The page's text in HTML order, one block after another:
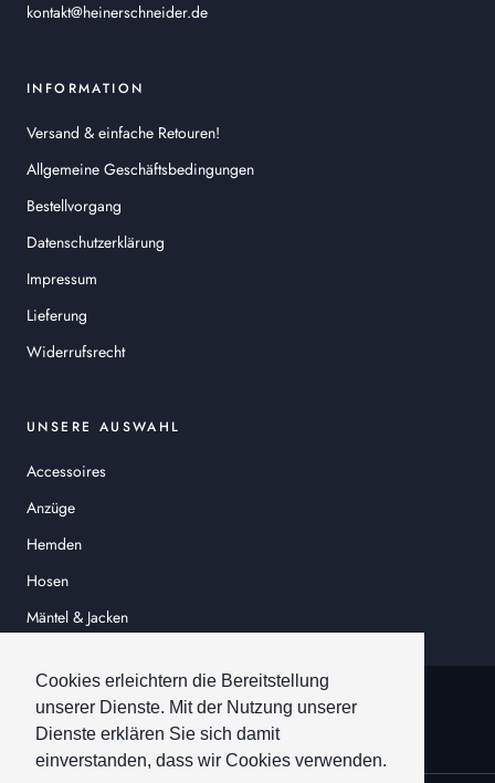
Cookies erleichtern die Bereitstellung
unserer Dienste. Mit der Nutzung unserer
Dienste erklären Sie sich damit
einverstanden, dass wir Cookies verwenden.
kontakt@heinerschneider.de
INFORMATION
Versand & einfache Retouren!
Allgemeine Geschäftsbedingungen
Bestellvorgang
Datenschutzerklärung
Impressum
Lieferung
Widerrufsrecht
UNSERE AUSWAHL
Accessoires
Anzüge
Hemden
Hosen
Mäntel & Jacken
© HEINER SCHNEIDER